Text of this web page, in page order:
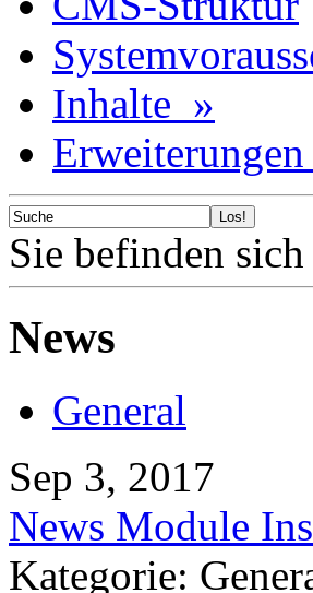
Inhalte »
Sie befinden
News
General
Sep 3, 2017
News Module
Kategorie: